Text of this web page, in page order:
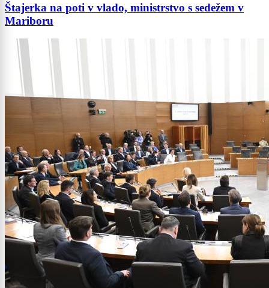
Štajerka na poti v vlado, ministrstvo s sedežem v
Mariboru